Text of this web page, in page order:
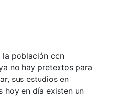
la población con
no hay pretextos para
sus estudios en
hoy en día existen un